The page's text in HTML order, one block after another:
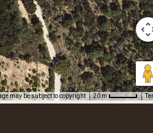
may be subject to copyright 20 m